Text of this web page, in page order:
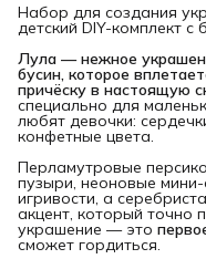
Набор для создания
детский DIY-комплект
Лула — нежное
бусин, которое
причёску в настоящую
специально для
любят девочки:
конфетные цвета.
Перламутровые
пузыри, неоновые
игривости, а
акцент, который точно
украшение — это
сможет гордиться.